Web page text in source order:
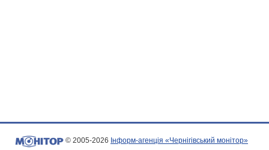
© 2005-2026 Інформ-агенція «Чернігівський монітор»